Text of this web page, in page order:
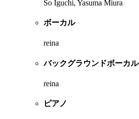
So Iguchi, Yasuma Miura
ボーカル
reina
バックグラウンドボーカル
reina
ピアノ